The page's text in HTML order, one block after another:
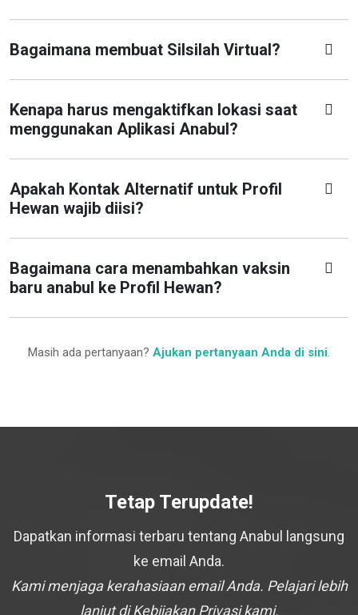
Bagaimana membuat Silsilah Virtual?
Kenapa harus mengaktifkan lokasi saat
menggunakan Aplikasi Anabul?
Apakah Kontak Alternatif untuk Profil
Hewan wajib diisi?
Bagaimana cara menambahkan vaksin
baru anabul ke Profil Hewan?
Masih ada pertanyaan? Ajukan pertanyaan Anda di sini.
Tetap Terupdate!
Dapatkan informasi terbaru tentang Anabul langsung
ke email Anda.
Kami menjaga kerahasiaan email Anda. Pelajari lebih
lanjut di Kebijakan Privasi kami.